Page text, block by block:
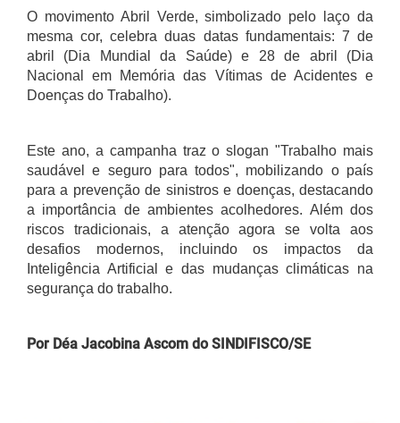
O movimento Abril Verde, simbolizado pelo laço da
mesma cor, celebra duas datas fundamentais: 7 de
abril (Dia Mundial da Saúde) e 28 de abril (Dia
Nacional em Memória das Vítimas de Acidentes e
Doenças do Trabalho).
Este ano, a campanha traz o slogan "Trabalho mais
saudável e seguro para todos", mobilizando o país
para a prevenção de sinistros e doenças, destacando
a importância de ambientes acolhedores. Além dos
riscos tradicionais, a atenção agora se volta aos
desafios modernos, incluindo os impactos da
Inteligência Artificial e das mudanças climáticas na
segurança do trabalho.
Por Déa Jacobina Ascom do SINDIFISCO/SE